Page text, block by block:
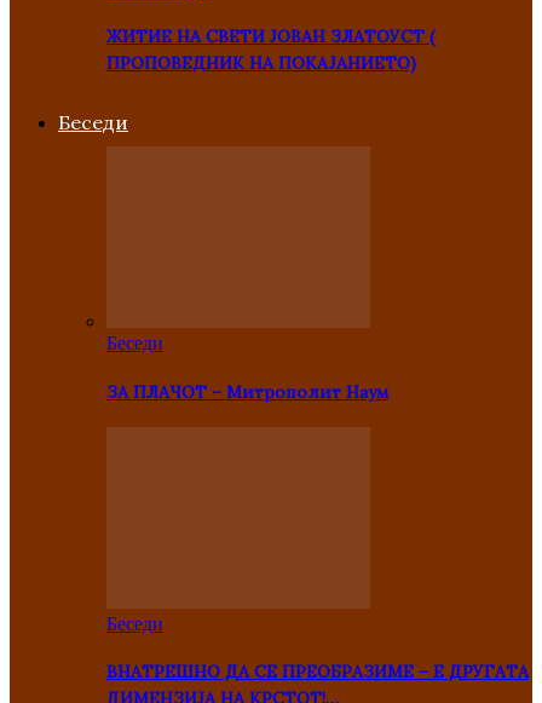
ЖИТИЕ НА СВЕТИ ЈОВАН ЗЛАТОУСТ (
ПРОПОВЕДНИК НА ПОКАЈАНИЕТО)
Беседи
Беседи
ЗА ПЛАЧОТ – Митрополит Наум
Беседи
ВНАТРЕШНО ДА СЕ ПРЕОБРАЗИМЕ – Е ДРУГАТА
ДИМЕНЗИЈА НА КРСТОТ!…